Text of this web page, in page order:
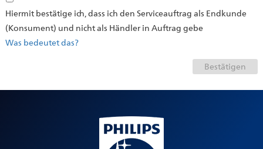
Hiermit bestätige ich, dass ich den Serviceauftrag als Endkunde
(Konsument) und nicht als Händler in Auftrag gebe
Was bedeutet das?